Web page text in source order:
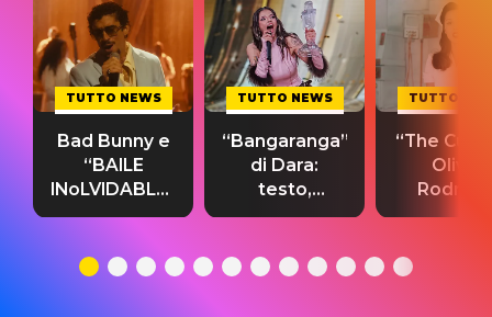
TUTTO NEWS
Bad Bunny e
“BAILE
INoLVIDABLE”:
testo,
significato
TUTTO NEWS
“Bangaranga”
di Dara:
testo,
traduzione e
del singolo
TUTTO
“The
Olivia
testo,